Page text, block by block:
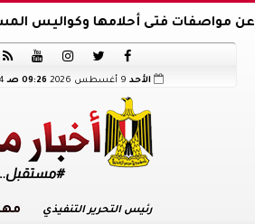
فتى أحلامها وكواليس المسابقة





الأحد 09:26 صـ 24 صفر 1448
رئيس التحرير التنفيذي